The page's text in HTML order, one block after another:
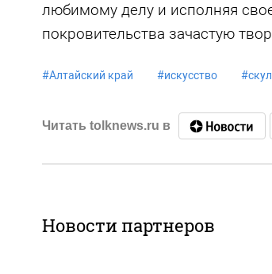
любимому делу и исполняя
покровительства зачастую
#Алтайский край #искусство #
Читать tolknews.ru в
Новости партнеров